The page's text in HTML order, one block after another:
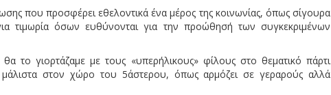
που προσφέρει εθελοντικά ένα μέρος της κοινωνίας, όπως σίγουρα
τιμωρία όσων ευθύνονται για την προώθησή των συγκεκριμένων
το γιορτάζαμε με τους «υπερήλικους» φίλους στο θεματικό πάρτι
στον χώρο του 5άστερου, όπως αρμόζει σε γεραρούς αλλά